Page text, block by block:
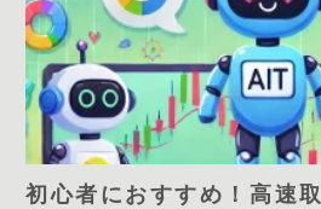
初心者におすすめ！高速